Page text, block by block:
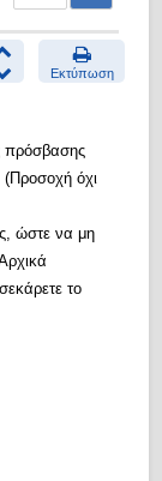
Εκτύπωση
πρόσβασης
όχι
ώστε να μη
το